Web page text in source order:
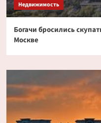
Недвижимость
Богачи бросились
Москве